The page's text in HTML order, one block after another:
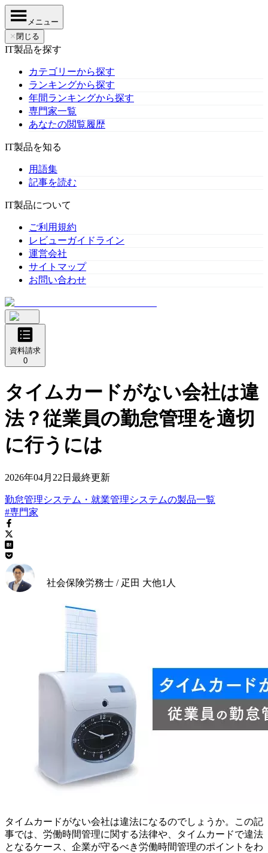
メニュー
✕ 閉じる
IT製品を探す
カテゴリーから探す
ランキングから探す
年間ランキングから探す
専門家一覧
あなたの閲覧履歴
IT製品を知る
用語集
記事を読む
IT製品について
ご利用規約
レビューガイドライン
運営会社
サイトマップ
お問い合わせ
資料請求
0
タイムカードがない会社は違
法？従業員の勤怠管理を適切
に行うには
2026年04月22日 最終更新
勤怠管理システム・就業管理システムの製品一覧
#専門家
社会保険労務士 / 疋田 大他1 人
タイムカードがない会社は違法になるのでしょうか。この記
事では、労働時間管理に関する法律や、タイムカードで違法
となるケース、企業が守るべき労働時間管理のポイントをわ